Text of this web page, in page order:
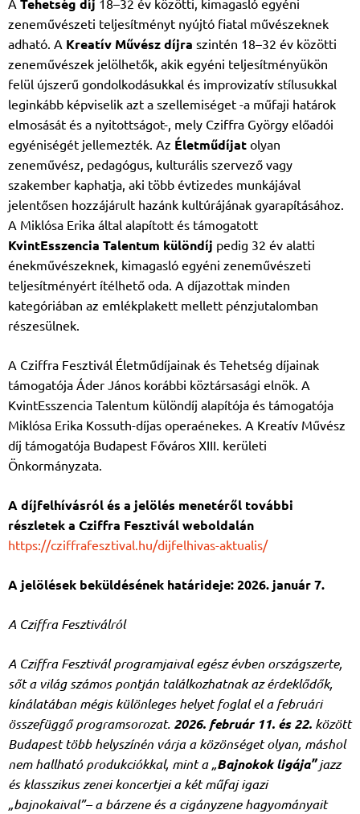
A Tehetség díj 18–32 év közötti, kimagasló egyéni
zeneművészeti teljesítményt nyújtó fiatal művészeknek
adható. A Kreatív Művész díjra szintén 18–32 év közötti
zeneművészek jelölhetők, akik egyéni teljesítményükön
felül újszerű gondolkodásukkal és improvizatív stílusukkal
leginkább képviselik azt a szellemiséget -a műfaji határok
elmosását és a nyitottságot-, mely Cziffra György előadói
egyéniségét jellemezték. Az Életműdíjat olyan
zeneművész, pedagógus, kulturális szervező vagy
szakember kaphatja, aki több évtizedes munkájával
jelentősen hozzájárult hazánk kultúrájának gyarapításához.
A Miklósa Erika által alapított és támogatott
KvintEsszencia Talentum különdíj pedig 32 év alatti
énekművészeknek, kimagasló egyéni zeneművészeti
teljesítményért ítélhető oda. A díjazottak minden
kategóriában az emlékplakett mellett pénzjutalomban
részesülnek.
A Cziffra Fesztivál Életműdíjainak és Tehetség díjainak
támogatója Áder János korábbi köztársasági elnök. A
KvintEsszencia Talentum különdíj alapítója és támogatója
Miklósa Erika Kossuth-díjas operaénekes. A Kreatív Művész
díj támogatója Budapest Főváros XIII. kerületi
Önkormányzata.
A díjfelhívásról és a jelölés menetéről további
részletek a Cziffra Fesztivál weboldalán
https://cziffrafesztival.hu/dijfelhivas-aktualis/
A jelölések beküldésének határideje: 2026. január 7.
A Cziffra Fesztiválról
A Cziffra Fesztivál programjaival egész évben országszerte,
sőt a világ számos pontján találkozhatnak az érdeklődők,
kínálatában mégis különleges helyet foglal el a februári
összefüggő programsorozat. 2026. február 11. és 22. között
Budapest több helyszínén várja a közönséget olyan, máshol
nem hallható produkciókkal, mint a „Bajnokok ligája”jazz
és klasszikus zenei koncertjei a két műfaj igazi
„bajnokaival”– a bárzene és a cigányzene hagyományait